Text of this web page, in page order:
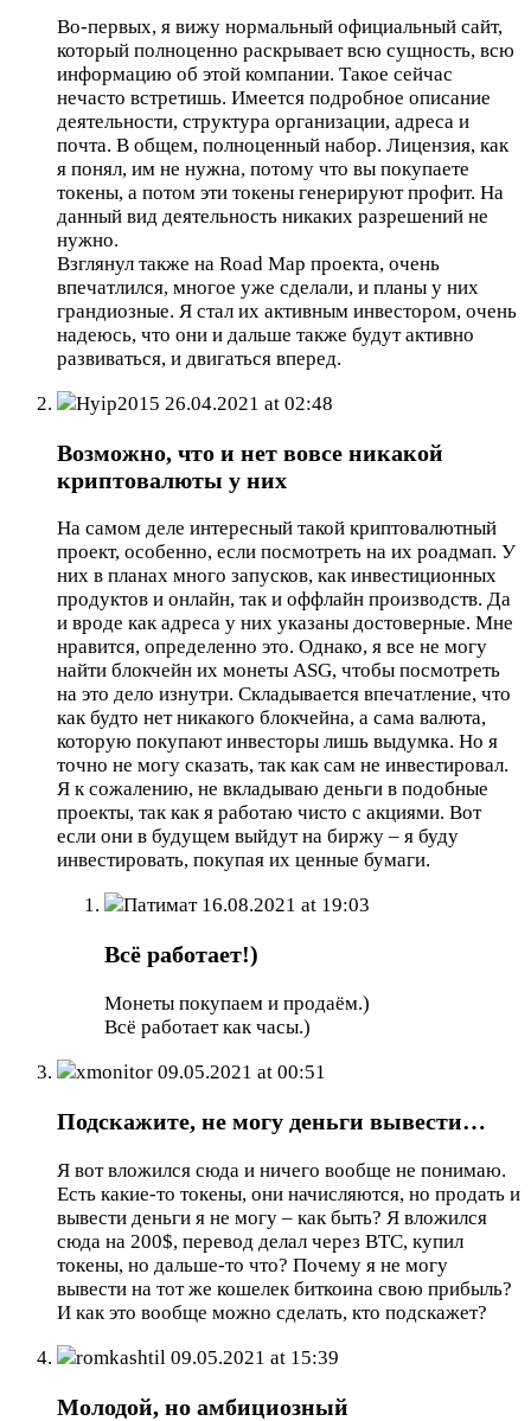
Во-первых, я вижу нормальный официальный сайт,
который полноценно раскрывает всю сущность, всю
информацию об этой компании. Такое сейчас
нечасто встретишь. Имеется подробное описание
деятельности, структура организации, адреса и
почта. В общем, полноценный набор. Лицензия, как
я понял, им не нужна, потому что вы покупаете
токены, а потом эти токены генерируют профит. На
данный вид деятельность никаких разрешений не
нужно.
Взглянул также на Road Map проекта, очень
впечатлился, многое уже сделали, и планы у них
грандиозные. Я стал их активным инвестором, очень
надеюсь, что они и дальше также будут активно
развиваться, и двигаться вперед.
Hyip2015 26.04.2021 at 02:48
Возможно, что и нет вовсе никакой
криптовалюты у них
На самом деле интересный такой криптовалютный
проект, особенно, если посмотреть на их роадмап. У
них в планах много запусков, как инвестиционных
продуктов и онлайн, так и оффлайн производств. Да
и вроде как адреса у них указаны достоверные. Мне
нравится, определенно это. Однако, я все не могу
найти блокчейн их монеты ASG, чтобы посмотреть
на это дело изнутри. Складывается впечатление, что
как будто нет никакого блокчейна, а сама валюта,
которую покупают инвесторы лишь выдумка. Но я
точно не могу сказать, так как сам не инвестировал.
Я к сожалению, не вкладываю деньги в подобные
проекты, так как я работаю чисто с акциями. Вот
если они в будущем выйдут на биржу – я буду
инвестировать, покупая их ценные бумаги.
Патимат 16.08.2021 at 19:03
Всё работает!)
Монеты покупаем и продаём.)
Всё работает как часы.)
xmonitor 09.05.2021 at 00:51
Подскажите, не могу деньги вывести…
Я вот вложился сюда и ничего вообще не понимаю.
Есть какие-то токены, они начисляются, но продать и
вывести деньги я не могу – как быть? Я вложился
сюда на 200$, перевод делал через BTC, купил
токены, но дальше-то что? Почему я не могу
вывести на тот же кошелек биткоина свою прибыль?
И как это вообще можно сделать, кто подскажет?
romkashtil 09.05.2021 at 15:39
Молодой, но амбициозный